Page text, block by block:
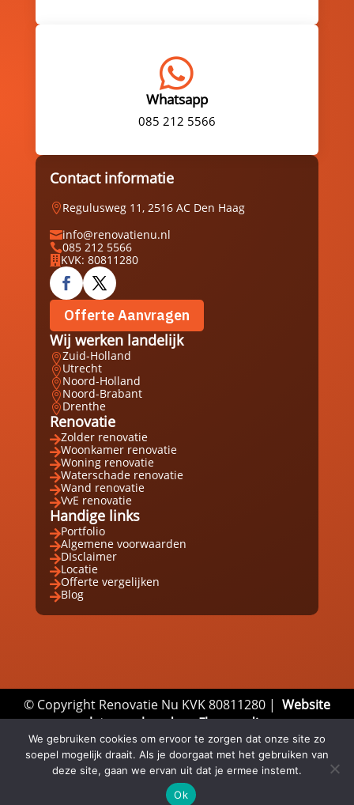

Whatsapp
085 212 5566
Contact informatie
Regulusweg 11, 2516 AC Den Haag
info@renovatienu.nl
085 212 5566
 KVK: 80811280
Offerte Aanvragen
Wij werken landelijk
Zuid-Holland
Utrecht
Noord-Holland
Noord-Brabant
Drenthe
Renovatie
Zolder renovatie
Woonkamer renovatie
Woning renovatie
Waterschade renovatie
Wand renovatie
VvE renovatie
Handige links
Portfolio
Algemene voorwaarden
DIsclaimer
Locatie
Offerte vergelijken
Blog
© Copyright Renovatie Nu KVK 80811280 | Website
laten maken door Flexamedia
Privacyverklaring|Disclaimer| Algemene
Voorwaarden
We gebruiken cookies om ervoor te zorgen dat onze site zo
soepel mogelijk draait. Als je doorgaat met het gebruiken van
deze site, gaan we ervan uit dat je ermee instemt.
Ok